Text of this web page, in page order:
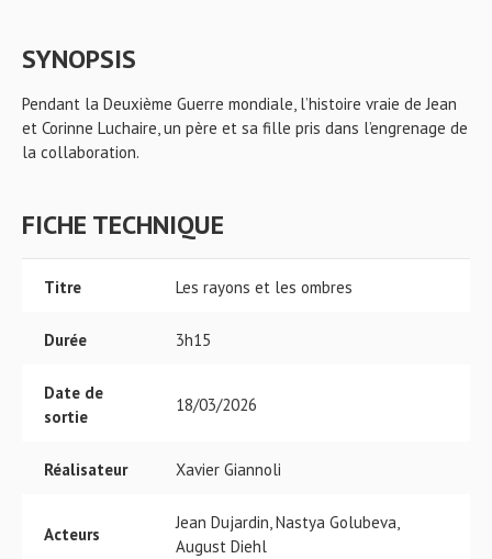
SYNOPSIS
Pendant la Deuxième Guerre mondiale, l’histoire vraie de Jean
et Corinne Luchaire, un père et sa fille pris dans l’engrenage de
la collaboration.
FICHE TECHNIQUE
Titre Les rayons et les ombres
Durée 3h15
Date de
sortie
18/03/2026
Réalisateur Xavier Giannoli
Acteurs
Jean Dujardin, Nastya Golubeva,
August Diehl